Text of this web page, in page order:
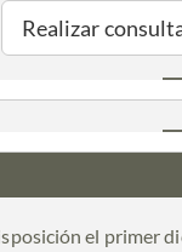
Realizar
el primer